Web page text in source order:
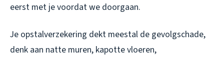
eerst met je voordat we doorgaan.
Je opstalverzekering dekt meestal de gevolgschade,
denk aan natte muren, kapotte vloeren,